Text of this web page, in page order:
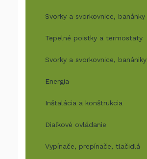
Svorky a svorkovnice, banánky
Tepelné poistky a termostaty
Svorky a svorkovnice, banániky
Energia
Inštalácia a konštrukcia
Diaľkové ovládanie
Vypínače, prepínače, tlačidlá